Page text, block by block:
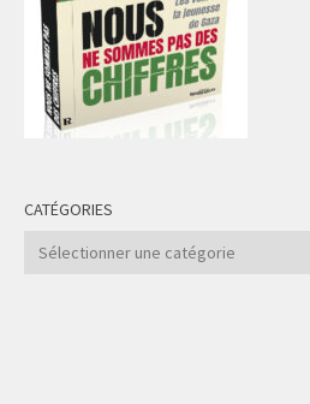
CATÉGORIES
Catégories